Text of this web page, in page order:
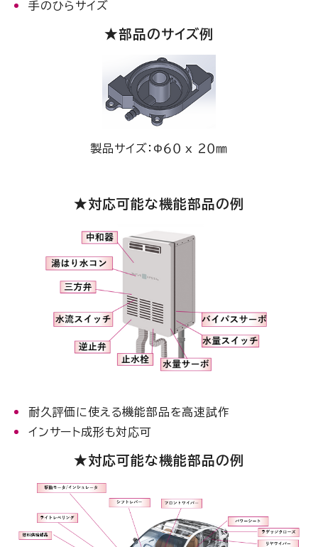
手のひらサイズ
★部品のサイズ例
製品サイズ：Φ６０ x ２０㎜
★対応可能な機能部品の例
耐久評価に使える機能部品を高速試作
インサート成形も対応可
★対応可能な機能部品の例